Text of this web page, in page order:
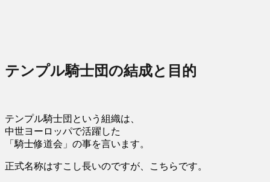
テンプル騎士団の結成と目的
テンプル騎士団という組織は、
中世ヨーロッパで活躍した
「騎士修道会」の事を言います。
正式名称はすこし長いのですが、こちらです。